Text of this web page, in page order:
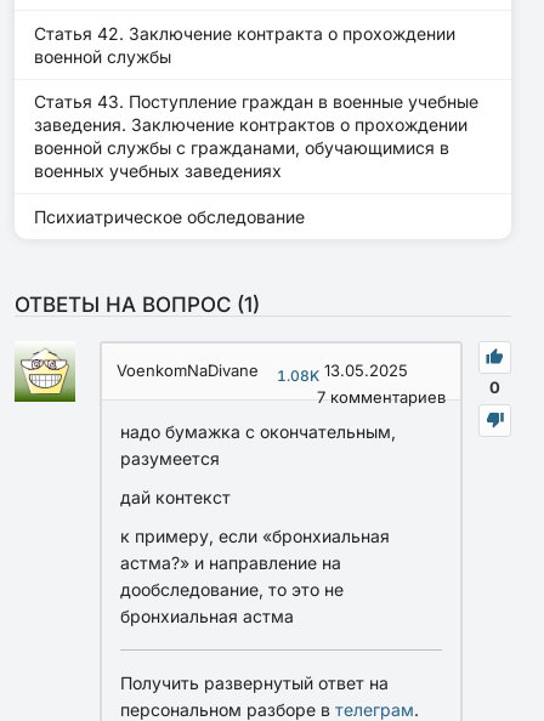
Статья 42. Заключение контракта о прохождении
военной службы
Статья 43. Поступление граждан в военные учебные
заведения. Заключение контрактов о прохождении
военной службы с гражданами, обучающимися в
военных учебных заведениях
Психиатрическое обследование
ОТВЕТЫ НА ВОПРОС (1)
0
VoenkomNaDivane 1.08K 13.05.2025
7комментариев
надо бумажка с окончательным,
разумеется
дай контекст
к примеру, если «бронхиальная
астма?» и направление на
дообследование, то это не
бронхиальная астма
Получить развернутый ответ на
персональном разборе в телеграм.